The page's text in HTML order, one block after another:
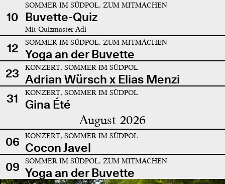
10
SOMMER IM SÜDPOL, ZUM MITMACHEN
Buvette-Quiz
Mit Quizmaster Adi
12 SOMMER IM SÜDPOL, ZUM MITMACHEN
Yoga an der Buvette
23
KONZERT, SOMMER IM SÜDPOL
Adrian Würsch x Elias Menzi
31
KONZERT, SOMMER IM SÜDPOL
Gina Été
August 2026
06 KONZERT, SOMMER IM SÜDPOL
Cocon Javel
09
SOMMER IM SÜDPOL, ZUM MITMACHEN
Yoga an der Buvette